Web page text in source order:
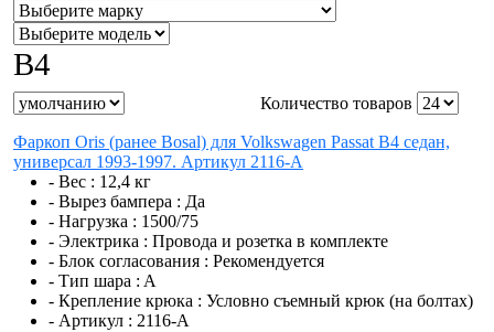
B4
Количество товаров
Фаркоп Oris (ранее Bosal) для Volkswagen Passat B4 седан,
универсал 1993-1997. Артикул 2116-A
- Вес : 12,4 кг
- Вырез бампера : Да
- Нагрузка : 1500/75
- Электрика : Провода и розетка в комплекте
- Блок согласования : Рекомендуется
- Тип шара : A
- Крепление крюка : Условно съемный крюк (на болтах)
- Артикул : 2116-A